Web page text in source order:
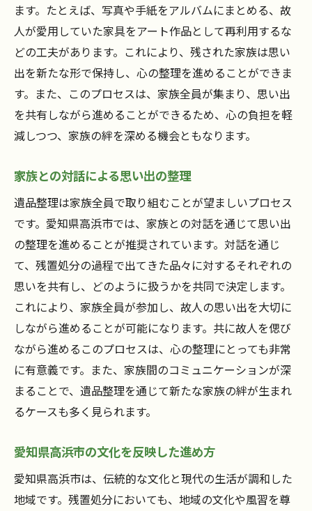
ます。たとえば、写真や手紙をアルバムにまとめる、故
人が愛用していた家具をアート作品として再利用するな
どの工夫があります。これにより、残された家族は思い
出を新たな形で保持し、心の整理を進めることができま
す。また、このプロセスは、家族全員が集まり、思い出
を共有しながら進めることができるため、心の負担を軽
減しつつ、家族の絆を深める機会ともなります。
家族との対話による思い出の整理
遺品整理は家族全員で取り組むことが望ましいプロセス
です。愛知県高浜市では、家族との対話を通じて思い出
の整理を進めることが推奨されています。対話を通じ
て、残置処分の過程で出てきた品々に対するそれぞれの
思いを共有し、どのように扱うかを共同で決定します。
これにより、家族全員が参加し、故人の思い出を大切に
しながら進めることが可能になります。共に故人を偲び
ながら進めるこのプロセスは、心の整理にとっても非常
に有意義です。また、家族間のコミュニケーションが深
まることで、遺品整理を通じて新たな家族の絆が生まれ
るケースも多く見られます。
愛知県高浜市の文化を反映した進め方
愛知県高浜市は、伝統的な文化と現代の生活が調和した
地域です。残置処分においても、地域の文化や風習を尊